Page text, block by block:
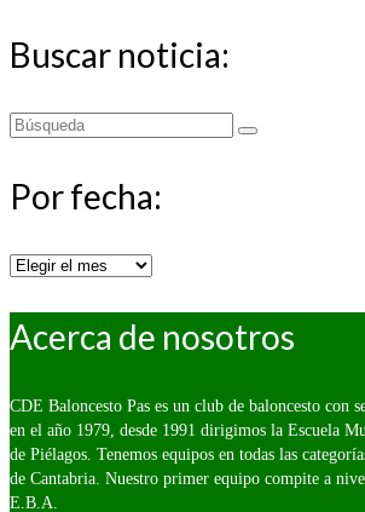
Buscar noticia:
Buscar
Por fecha:
Por
Acerca de nosotros
CDE Baloncesto Pas es un club de baloncesto con
en el año 1979, desde 1991 dirigimos la Escuela
de Piélagos. Tenemos equipos en todas las
de Cantabria. Nuestro primer equipo compite a
E.B.A.